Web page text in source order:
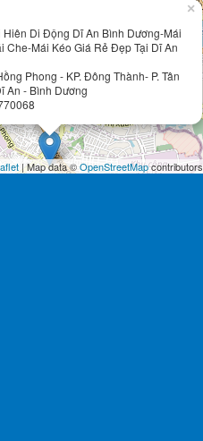
Hiên Di Động Dĩ An Bình Dương-Mái
Che-Mái Kéo Giá Rẻ Đẹp Tại Dĩ An
Phong - KP. Đông Thành- P. Tân
An - Bình Dương
×
| Map data ©OpenStreetMapcontributors